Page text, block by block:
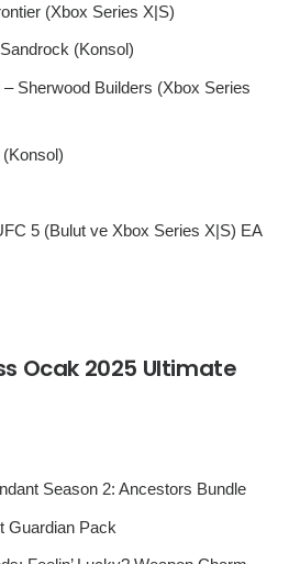
(Xbox Series X|S)
(Konsol)
– Sherwood Builders (Xbox Series
5 (Bulut ve Xbox Series X|S) EA
Ocak 2025 Ultimate
Season 2: Ancestors Bundle
Guardian Pack